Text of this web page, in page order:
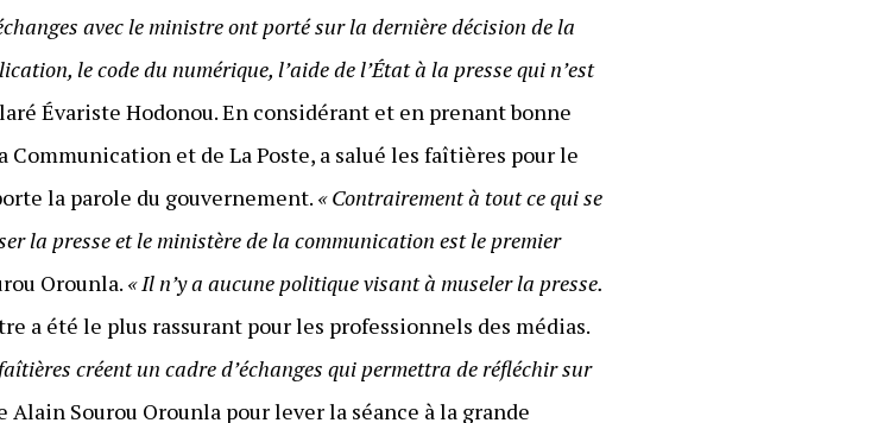
avec le ministre ont porté sur la dernière décision de la
le code du numérique, l’aide de l’État à la presse qui n’est
Évariste Hodonou. En considérant et en prenant bonne
et de La Poste, a salué les faîtières pour le
la parole du gouvernement. « Contrairement à tout ce qui se
la presse et le ministère de la communication est le premier
Orounla. « Il n’y a aucune politique visant à museler la presse.
a été le plus rassurant pour les professionnels des médias.
créent un cadre d’échanges qui permettra de réfléchir sur
Alain Sourou Orounla pour lever la séance à la grande